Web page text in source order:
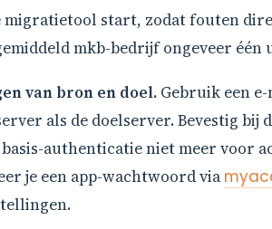
start, zodat fouten
mkb-bedrijf ongeveer één
van bron en doel. Gebruik een
als de doelserver. Bevestig
authenticatie niet meer voor
je een app-wachtwoord via